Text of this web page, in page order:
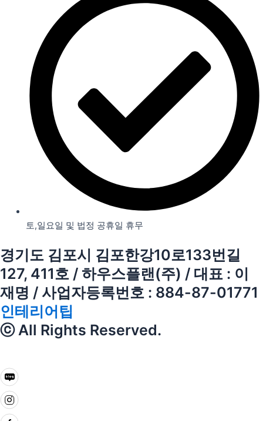
토,일요일 및 법정 공휴일 휴무
경기도 김포시 김포한강10로133번길
127, 411호 / 하우스플랜(주) / 대표 : 이
재명 / 사업자등록번호 : 884-87-01771
인테리어팁
ⓒ All Rights Reserved.